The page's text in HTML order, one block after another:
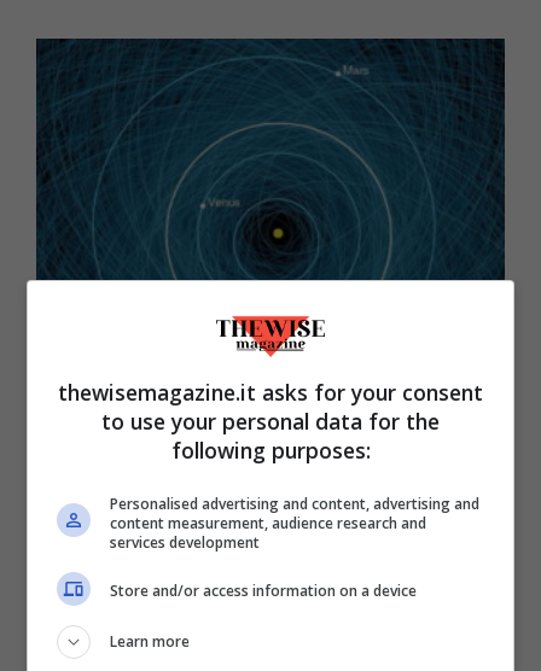
Una mappa fornita dalla NASA delle orbite degli asteroidi
Era una fredda mattina di giugno del 1908
nella
taiga siberiana
, e arrivò la
Tunguska(dal nome della regione): un
thewisemagazine.it asks for your consent
to use your personal data for the
following purposes:
Personalised advertising and content, advertising and
content measurement, audience research and
services development
Store and/or access information on a device
Learn more